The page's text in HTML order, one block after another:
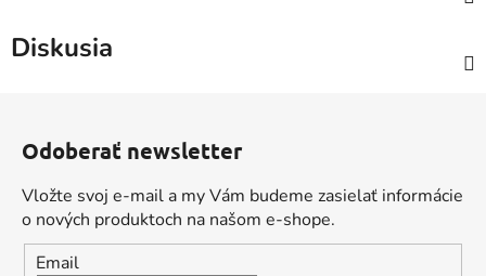
Diskusia
Odoberať newsletter
Vložte svoj e-mail a my Vám budeme zasielať informácie
o nových produktoch na našom e-shope.
Email